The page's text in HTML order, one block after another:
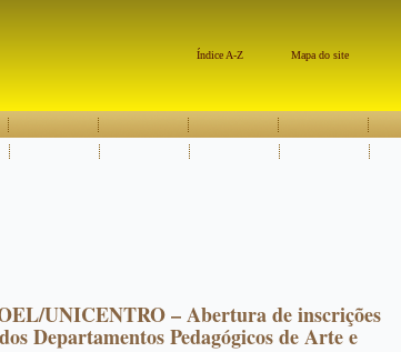
Mapa do site
Índice A-Z
UNICENTRO – Abertura de inscrições
Departamentos Pedagógicos de Arte e